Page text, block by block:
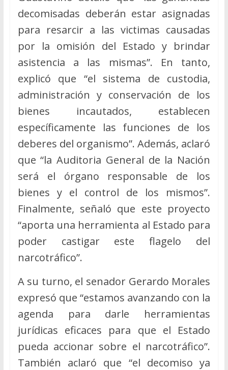
decomisadas deberán estar asignadas
para resarcir a las victimas causadas
por la omisión del Estado y brindar
asistencia a las mismas”. En tanto,
explicó que “el sistema de custodia,
administración y conservación de los
bienes incautados, establecen
específicamente las funciones de los
deberes del organismo”. Además, aclaró
que “la Auditoria General de la Nación
será el órgano responsable de los
bienes y el control de los mismos”.
Finalmente, señaló que este proyecto
“aporta una herramienta al Estado para
poder castigar este flagelo del
narcotráfico”.
A su turno, el senador Gerardo Morales
expresó que “estamos avanzando con la
agenda para darle herramientas
jurídicas eficaces para que el Estado
pueda accionar sobre el narcotráfico”.
También aclaró que “el decomiso ya